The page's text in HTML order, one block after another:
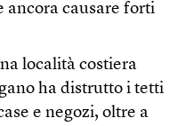
ancora causare forti
località costiera
ha distrutto i tetti
e negozi, oltre a